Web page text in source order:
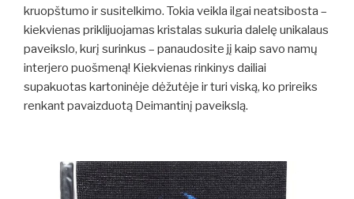
kruopštumo ir susitelkimo. Tokia veikla ilgai neatsibosta –
kiekvienas priklijuojamas kristalas sukuria dalelę unikalaus
paveikslo, kurį surinkus – panaudosite jį kaip savo namų
interjero puošmeną! Kiekvienas rinkinys dailiai
supakuotas kartoninėje dėžutėje ir turi viską, ko prireiks
renkant pavaizduotą Deimantinį paveikslą.